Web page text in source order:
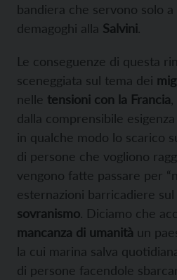
bandiera che servono solo a
demagoghi alla Salvini.
Le conseguenze di questa
sceneggiata sul tema dei
nelle tensioni con la Francia
dalla comprensibile
in qualche modo lo scarico
di persone che vogliono
vengono fatte passare per
esternazioni barricadiere
sovranismo. Diciamo che
mancanza di umanità un
la cui marina salva
di persone facendole